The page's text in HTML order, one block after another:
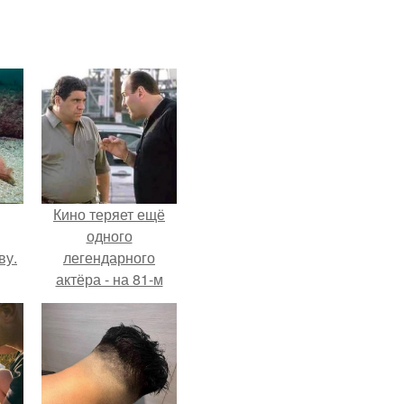
Кино теряет ещё
одного
легендарного
актёра - на 81-м
году жизни не стало
Винсента пасторе.